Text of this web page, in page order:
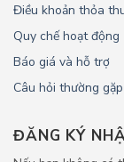
Điều khoản thỏa
Quy chế hoạt động
Báo giá và hỗ trợ
Câu hỏi thường gặp
ĐĂNG KÝ